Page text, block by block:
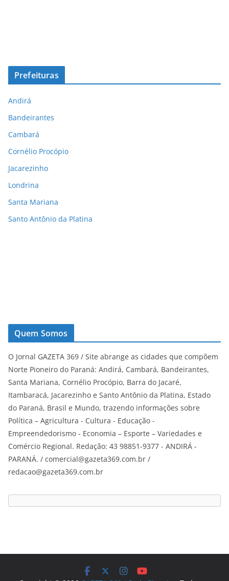
Prefeituras
Andirá
Bandeirantes
Cambará
Cornélio Procópio
Jacarezinho
Londrina
Santa Mariana
Santo Antônio da Platina
Quem Somos
O Jornal GAZETA 369 / Site abrange as cidades que compõem
Norte Pioneiro do Paraná: Andirá, Cambará, Bandeirantes,
Santa Mariana, Cornélio Procópio, Barra do Jacaré,
Itambaracá, Jacarezinho e Santo Antônio da Platina, Estado
do Paraná, Brasil e Mundo, trazendo informações sobre
Política – Agricultura - Cultura - Educação -
Empreendedorismo - Economia – Esporte – Variedades e
Comércio Regional. Redação: 43 98851-9377 - ANDIRÁ -
PARANÁ. / comercial@gazeta369.com.br /
redacao@gazeta369.com.br